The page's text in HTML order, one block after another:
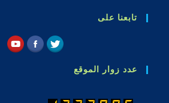
تابعنا على
عدد زوار الموقع